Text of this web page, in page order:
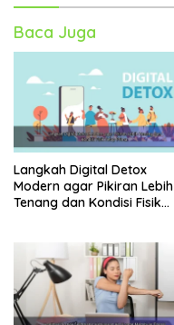
Baca Juga
Langkah Digital Detox
Modern agar Pikiran Lebih
Tenang dan Kondisi Fisik